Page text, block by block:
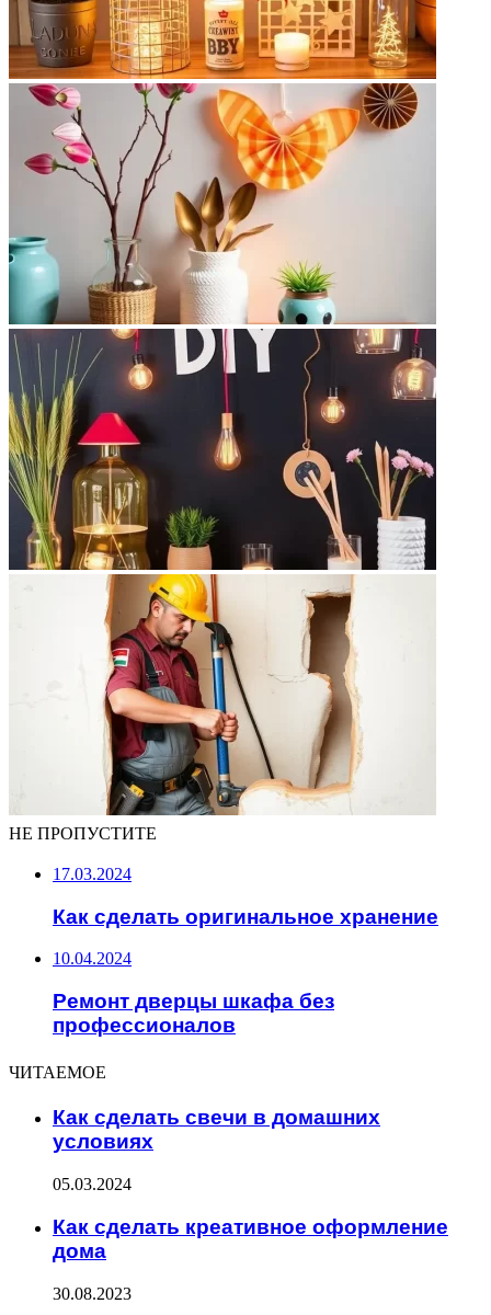
НЕ ПРОПУСТИТЕ
17.03.2024
Как сделать оригинальное хранение
10.04.2024
Ремонт дверцы шкафа без
профессионалов
ЧИТАЕМОЕ
Как сделать свечи в домашних
условиях
05.03.2024
Как сделать креативное оформление
дома
30.08.2023